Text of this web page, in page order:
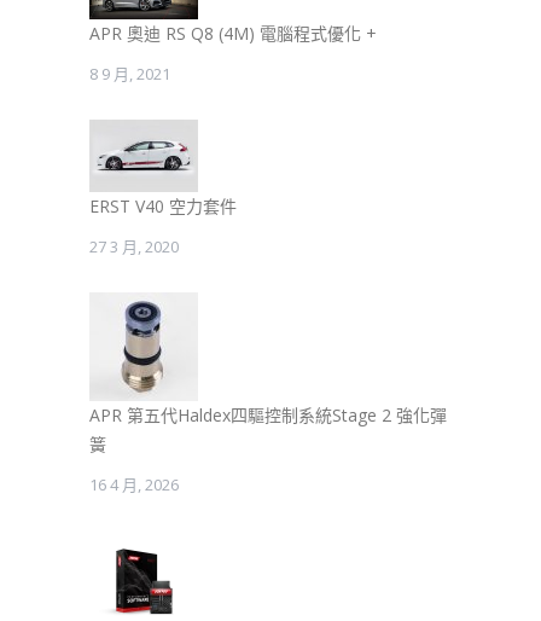
APR 奧迪 RS Q8 (4M) 電腦程式優化 +
8 9 月, 2021
ERST V40 空力套件
27 3 月, 2020
APR 第五代Haldex四驅控制系統Stage 2 強化彈
簧
16 4 月, 2026